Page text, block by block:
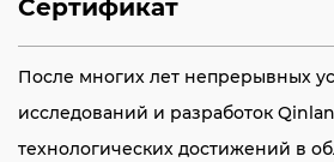
Сертификат
После многих лет непрерывных
исследований и разработок
технологических достижений в